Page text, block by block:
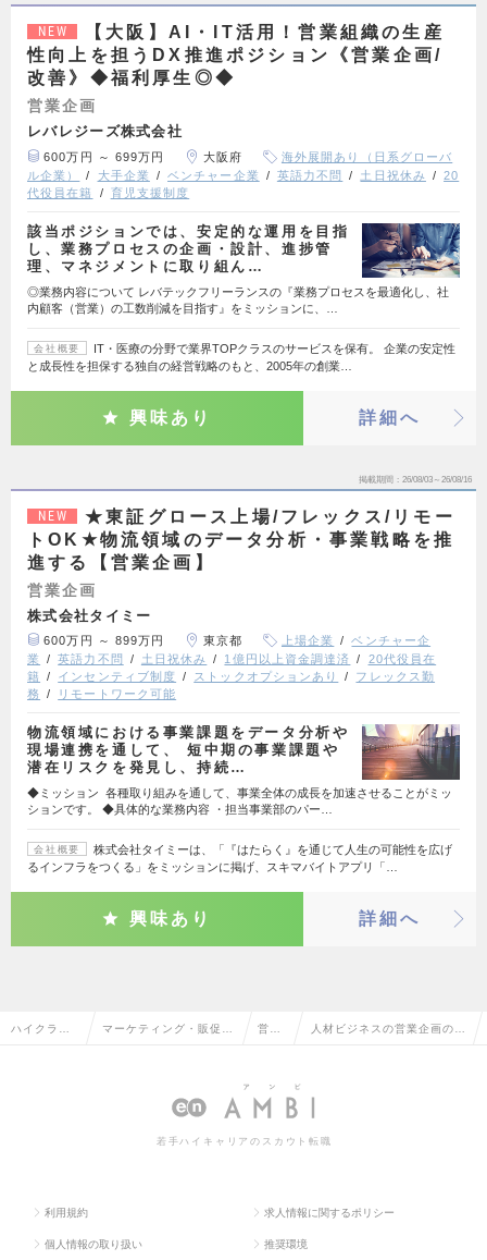
NEW
【大阪】AI・IT活用！営業組織の生産
性向上を担うDX推進ポジション《営業企画/
改善》◆福利厚生◎◆
営業企画
レバレジーズ株式会社
600万円 ～ 699万円 大阪府
海外展開あり（日系グローバ
ル企業）
大手企業 ベンチャー企業 英語力不問 土日祝休み
20
代役員在籍
育児支援制度
該当ポジションでは、安定的な運用を目指
し、業務プロセスの企画・設計、進捗管
理、マネジメントに取り組ん…
◎業務内容について レバテックフリーランスの『業務プロセスを最適化し、社
内顧客（営業）の工数削減を目指す』をミッションに、…
会社概要
IT・医療の分野で業界TOPクラスのサービスを保有。 企業の安定性
と成長性を担保する独自の経営戦略のもと、2005年の創業…
興味あり 詳細へ
掲載期間 26/08/03～26/08/16
NEW
★東証グロース上場/フレックス/リモー
トOK★物流領域のデータ分析・事業戦略を推
進する【営業企画】
営業企画
株式会社タイミー
600万円 ～ 899万円 東京都 上場企業
ベンチャー企
業
英語力不問 土日祝休み 1億円以上資金調達済
20代役員在
籍
インセンティブ制度 ストックオプションあり
フレックス勤
務
リモートワーク可能
物流領域における事業課題をデータ分析や
現場連携を通して、 短中期の事業課題や
潜在リスクを発見し、持続…
◆ミッション 各種取り組みを通して、事業全体の成長を加速させることがミッ
ションです。 ◆具体的な業務内容 ・担当事業部のパー…
会社概要
株式会社タイミーは、「『はたらく』を通じて人生の可能性を広げ
るインフラをつくる」をミッションに掲げ、スキマバイトアプリ「…
興味あり 詳細へ
ハイクラス マーケティング・販促企 営業 人材ビジネスの営業企画の転
若手ハイキャリアのスカウト転職
利用規約 求人情報に関するポリシー
個人情報の取り扱い 推奨環境